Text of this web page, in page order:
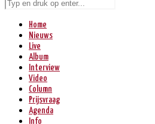
Home
Nieuws
Live
Album
Interview
Video
Column
Prijsvraag
Agenda
Info